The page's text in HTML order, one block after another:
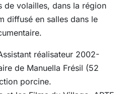
de volailles, dans la région
diffusé en salles dans le
réalisateur 2002-
de Manuella Frésil (52
porcine.